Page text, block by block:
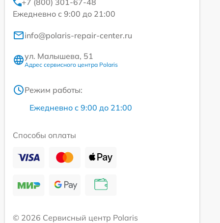
+7 (800) 301-67-48
Ежедневно с 9:00 до 21:00
info@polaris-repair-center.ru
ул. Малышева, 51
Адрес сервисного центра Polaris
Режим работы:
Ежедневно с 9:00 до 21:00
Способы оплаты
© 2026 Сервисный центр Polaris